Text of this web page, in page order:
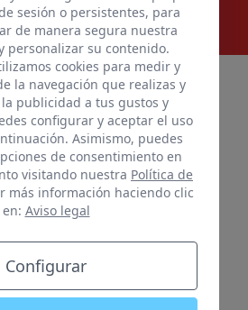
sesión o persistentes, para
de manera segura nuestra
personalizar su contenido.
cookies para medir y
la navegación que realizas y
publicidad a tus gustos y
configurar y aceptar el uso
Asimismo, puedes
de consentimiento en
visitando nuestra Política de
más información haciendo clic
en: Aviso legal
Configurar
Reputación
Hosticasa:
y
comprobada
las llaves de tu casa,
busques referencias. Si